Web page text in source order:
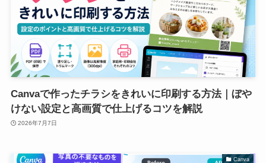
Canvaで作ったチラシをきれいに印刷する方法｜ぼや
けない設定と高画質で仕上げるコツを解説
2026年7月7日
Canva